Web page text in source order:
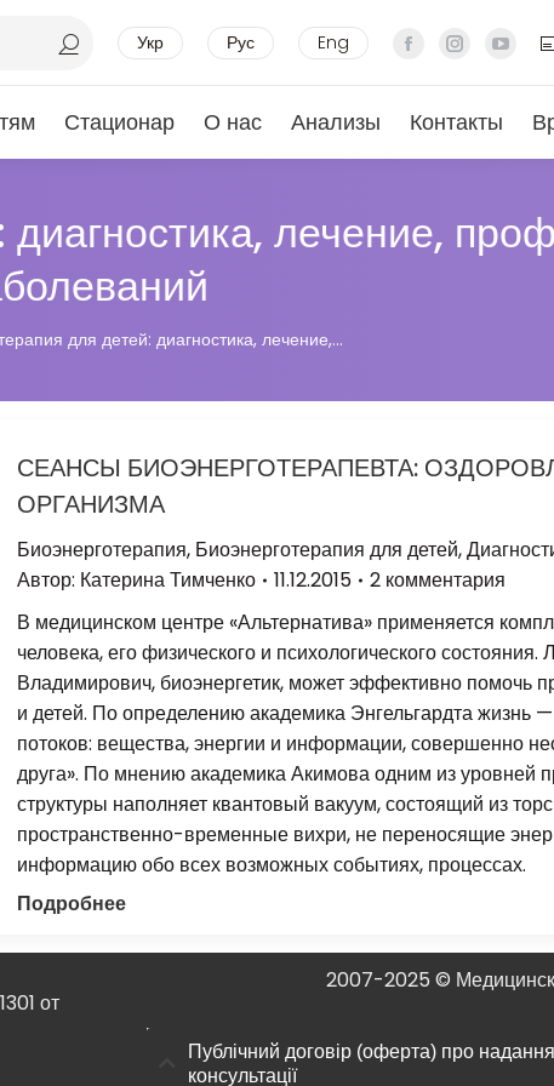
Укр Рус Eng
Стационар О нас Анализы Контакты
лечение,
для детей: диагностика, лечение,…
СЕАНСЫ БИОЭНЕРГОТЕРАПЕВТА:
ОРГАНИЗМА
Биоэнерготерапия, Биоэнерготерапия для детей,
Автор: Катерина Тимченко 11.12.2015
2 комментария
В медицинском центре «Альтернатива» применяется
человека, его физического и психологического
Владимирович, биоэнергетик, может эффективно помочь
и детей. По определению академика Энгельгардта жизнь —
потоков: вещества, энергии и информации, совершенно
друга». По мнению академика Акимова одним из уровней
структуры наполняет квантовый вакуум, состоящий из
пространственно-временные вихри, не переносящие
информацию обо всех возможных событиях, процессах.
Подробнее
от
2007-2025 ©
Публічний договір (оферта) про
консультації